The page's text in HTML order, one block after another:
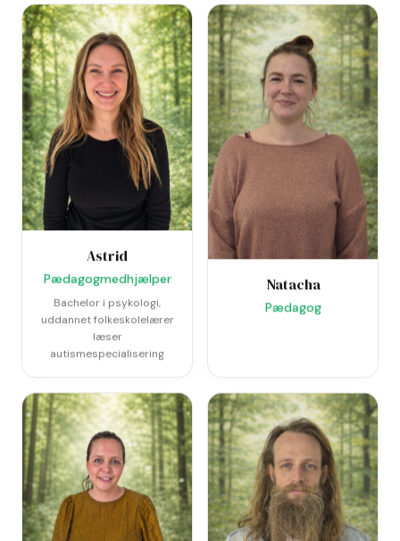
Astrid
Pædagogmedhjælper
Bachelor i psykologi,
uddannet folkeskolelærer
læser
autismespecialisering
Natacha
Pædagog